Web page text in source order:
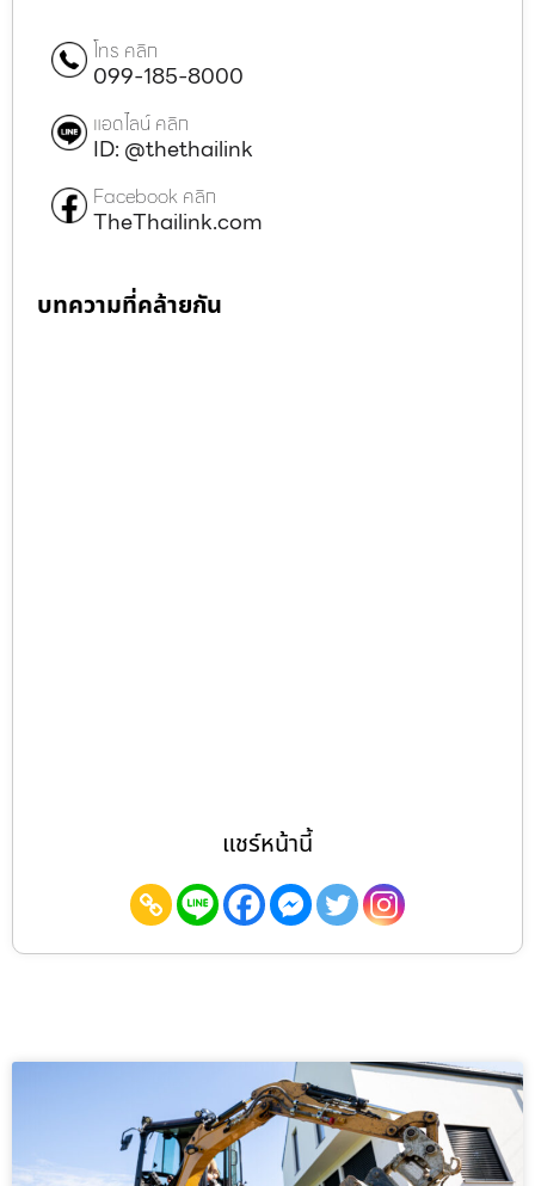
โทร คลิก
099-185-8000
แอดไลน์ คลิก
ID: @thethailink
Facebook คลิก
TheThailink.com
บทความที่คล้ายกัน
แชร์หน้านี้